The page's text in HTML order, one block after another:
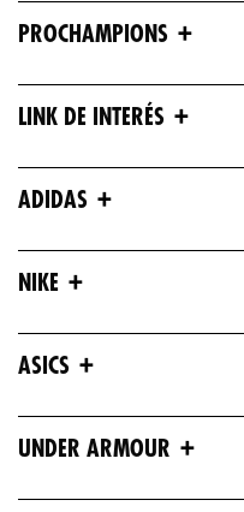
PROCHAMPIONS +
LINK DE INTERÉS +
ADIDAS +
NIKE +
ASICS +
UNDER ARMOUR +